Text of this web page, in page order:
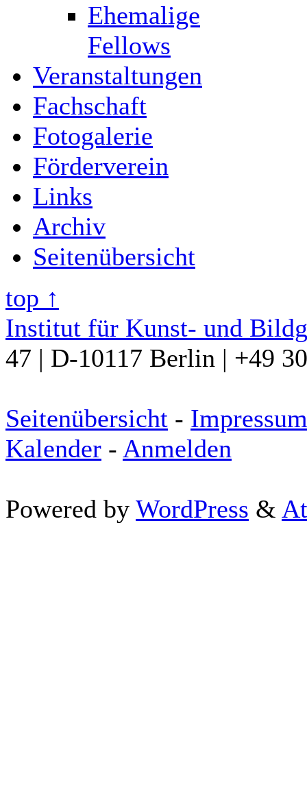
Ehemalige
Fellows
Veranstaltungen
Fachschaft
Fotogalerie
Förderverein
Links
Archiv
Seitenübersicht
top ↑
Institut für Kunst- und
47 | D-10117 Berlin | +49
Seitenübersicht - Impressum
Kalender - Anmelden
Powered by WordPress &